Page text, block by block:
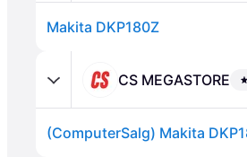
Makita DKP180Z
CS MEGASTORE